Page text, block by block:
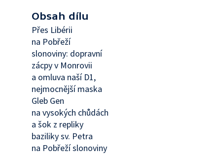
Obsah dílu
Přes Libérii
na Pobřeží
slonoviny: dopravní
zácpy v Monrovii
a omluva naší D1,
nejmocnější maska
Gleb Gen
na vysokých chůdách
a šok z repliky
baziliky sv. Petra
na Pobřeží slonoviny